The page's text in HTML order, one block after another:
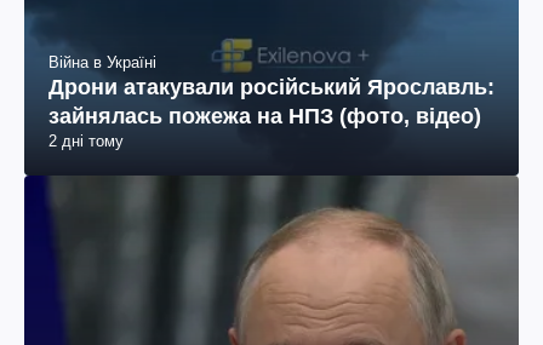
Війна в Україні
Дрони атакували російський Ярославль:
зайнялась пожежа на НПЗ (фото, відео)
2 дні тому